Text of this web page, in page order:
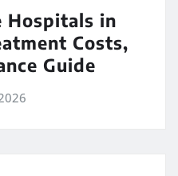
Hospitals in
Costs,
Guide